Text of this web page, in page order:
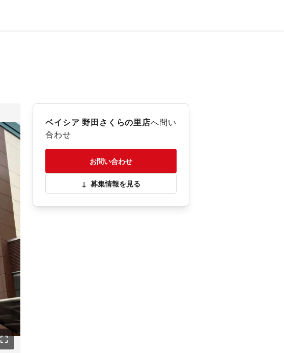
ベイシア 野田さくらの里店へ問い
合わせ
お問い合わせ
↓ 募集情報を見る